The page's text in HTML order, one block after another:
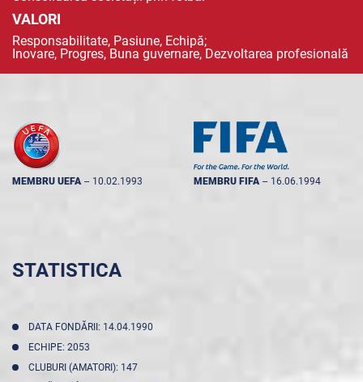
VALORI
Responsabilitate, Pasiune, Echipă;
Inovare, Progres, Buna guvernare, Dezvoltarea profesională
MEMBRU UEFA -- 10.02.1993 MEMBRU FIFA -- 16.06.1994
STATISTICA
DATA FONDĂRII: 14.04.1990
ECHIPE: 2053
CLUBURI (AMATORI): 147